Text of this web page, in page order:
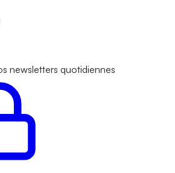
newsletters quotidiennes